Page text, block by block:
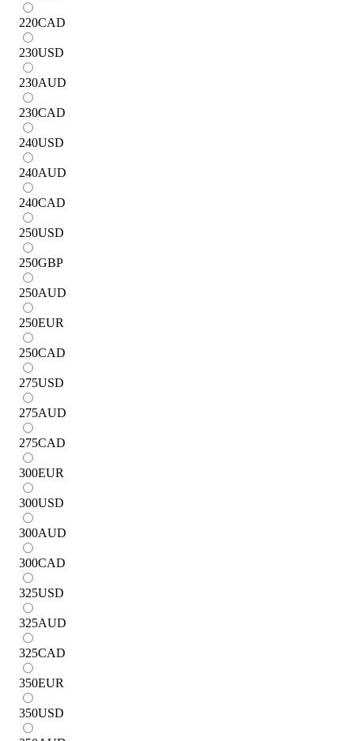
220CAD
230USD
230AUD
230CAD
240USD
240AUD
240CAD
250USD
250GBP
250AUD
250EUR
250CAD
275USD
275AUD
275CAD
300EUR
300USD
300AUD
300CAD
325USD
325AUD
325CAD
350EUR
350USD